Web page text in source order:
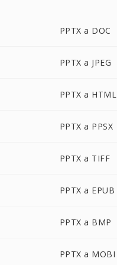
PPTX a DOC
PPTX a JPEG
PPTX a HTML
PPTX a PPSX
PPTX a TIFF
PPTX a EPUB
PPTX a BMP
PPTX a MOBI